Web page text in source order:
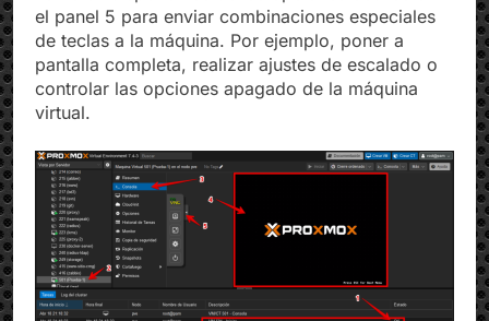
También disponemos de las opciones ocultas en
el panel 5 para enviar combinaciones especiales
de teclas a la máquina. Por ejemplo, poner a
pantalla completa, realizar ajustes de escalado o
controlar las opciones apagado de la máquina